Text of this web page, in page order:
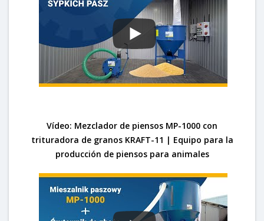
Vídeo: Mezclador de piensos MP-1000 con
trituradora de granos KRAFT-11 | Equipo para la
producción de piensos para animales